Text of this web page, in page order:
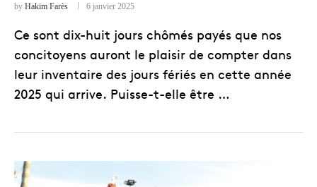
by Hakim Farès 6 janvier 2025
Ce sont dix-huit jours chômés payés que nos
concitoyens auront le plaisir de compter dans
leur inventaire des jours fériés en cette année
2025 qui arrive. Puisse-t-elle être …